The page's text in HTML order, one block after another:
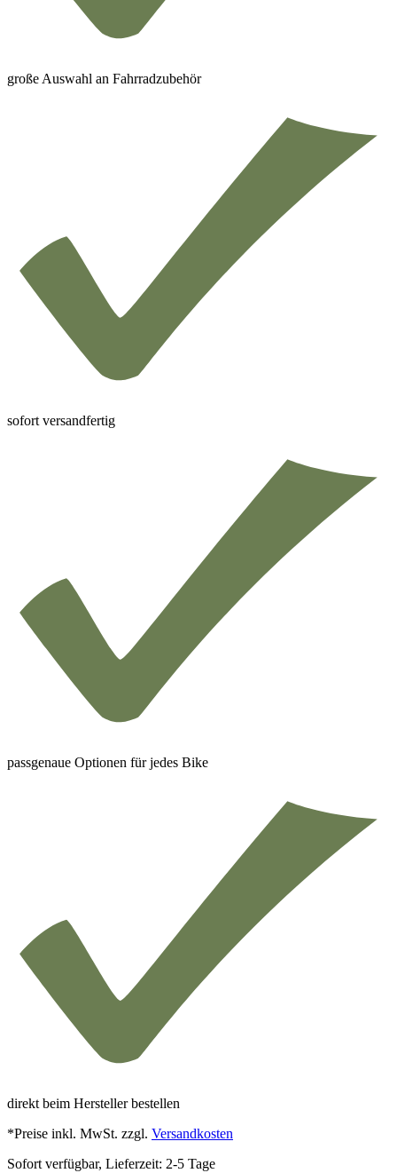
große Auswahl an Fahrradzubehör
sofort versandfertig
passgenaue Optionen für jedes Bike
direkt beim Hersteller bestellen
*Preise inkl. MwSt. zzgl. Versandkosten
Sofort verfügbar, Lieferzeit: 2-5 Tage